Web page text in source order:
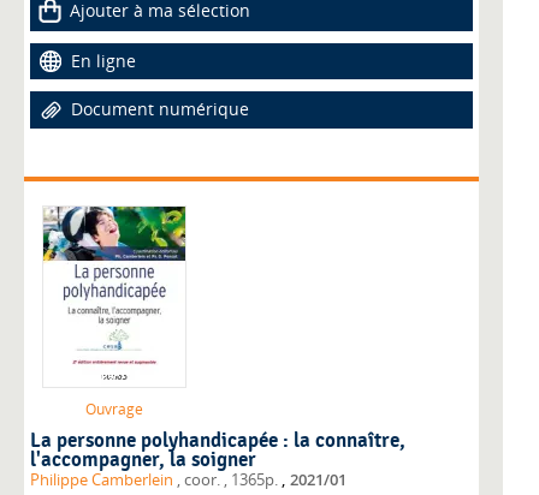
Ajouter à ma sélection
En ligne
Document numérique
Ouvrage
La personne polyhandicapée : la connaître,
l'accompagner, la soigner
Philippe Camberlein , coor. , 1365p. 2021/01